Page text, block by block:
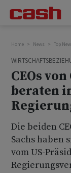
Home News Top
CEOs
beraten
Die beiden
Sachs haben
vom US-